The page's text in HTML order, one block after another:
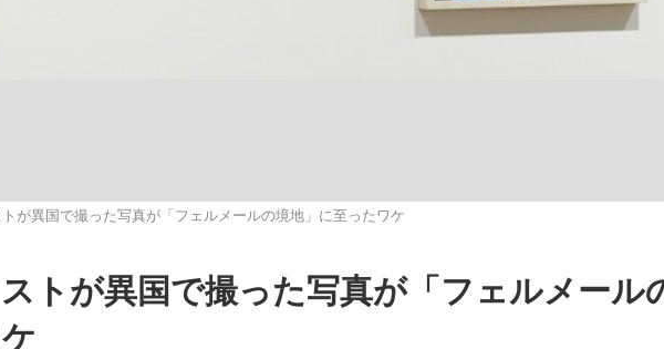
」本田圭佑が初めて明かした日本代表監督に... 「最悪の空気のまま解散」
かった」侍ジャパン選手が証言した“NPB聞... 「クマが悪者扱いされている
。
が異国で撮った写真が「フェルメールの境地」に至ったワケ
トが異国で撮った写真が「フェルメール